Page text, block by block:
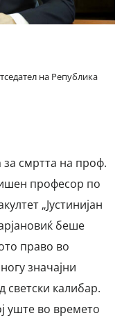
на Република
за смртта на проф.
професор по
„Јустинијан
беше
право во
значајни
светски калибар.
уште во времето